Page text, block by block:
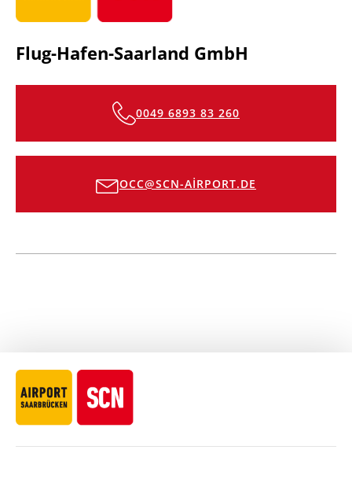
Flug-Hafen-Saarland GmbH
0049 6893 83 260
OCC@SCN-AIRPORT.DE